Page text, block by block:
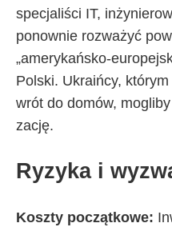
spe­cja­li­ści IT,
po­now­nie roz­wa­żyć
„ame­ry­kań­sko-
Pol­ski. Ukra­iń­cy,
wrót do do­mów,
za­cję.
Ry­zy­ka i
Kosz­ty po­cząt­ko­we: